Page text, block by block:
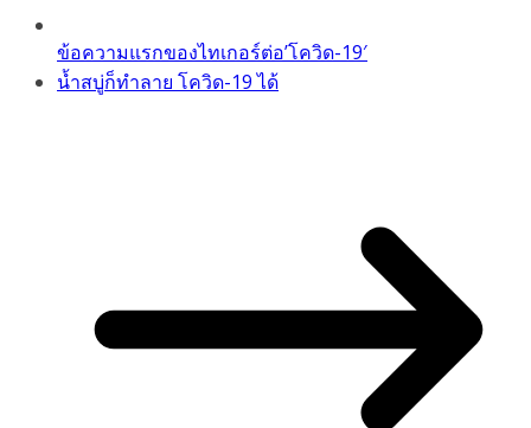
ข้อความแรกของไทเกอร์ต่อ’โควิด-19′
น้ำสบู่ก็ทำลาย โควิด-19 ได้